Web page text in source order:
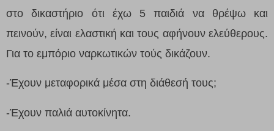
στο δικαστήριο ότι έχω 5 παιδιά να θρέψω και
πεινούν, είναι ελαστική και τους αφήνουν ελεύθερους.
Για το εμπόριο ναρκωτικών τούς δικάζουν.
-Έχουν μεταφορικά μέσα στη διάθεσή τους;
-Έχουν παλιά αυτοκίνητα.